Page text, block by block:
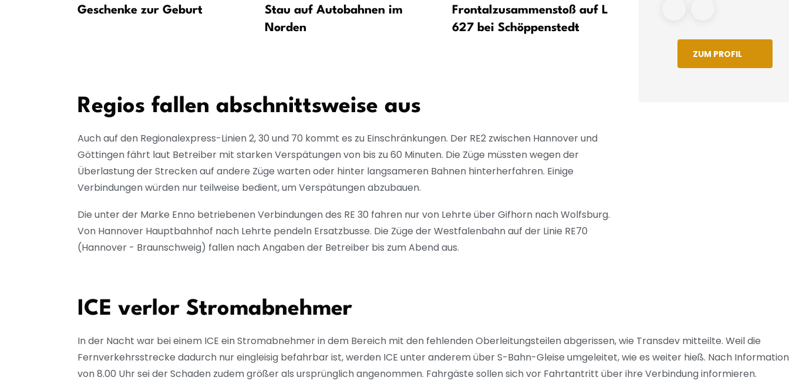
Geschenke zur Geburt
Stau auf Autobahnen im
Norden
Frontalzusammenstoß auf L
627 bei Schöppenstedt
Regios fallen abschnittsweise aus
Auch auf den Regionalexpress-Linien 2, 30 und 70 kommt es zu Einschränkungen. Der RE2 zwischen Hannover und
Göttingen fährt laut Betreiber mit starken Verspätungen von bis zu 60 Minuten. Die Züge müssten wegen der
Überlastung der Strecken auf andere Züge warten oder hinter langsameren Bahnen hinterherfahren. Einige
Verbindungen würden nur teilweise bedient, um Verspätungen abzubauen.
Die unter der Marke Enno betriebenen Verbindungen des RE 30 fahren nur von Lehrte über Gifhorn nach Wolfsburg.
Von Hannover Hauptbahnhof nach Lehrte pendeln Ersatzbusse. Die Züge der Westfalenbahn auf der Linie RE70
(Hannover - Braunschweig) fallen nach Angaben der Betreiber bis zum Abend aus.
ZUM PROFIL
ICE verlor Stromabnehmer
In der Nacht war bei einem ICE ein Stromabnehmer in dem Bereich mit den fehlenden Oberleitungsteilen abgerissen, wie Transdev mitteilte. Weil die
Fernverkehrsstrecke dadurch nur eingleisig befahrbar ist, werden ICE unter anderem über S-Bahn-Gleise umgeleitet, wie es weiter hieß. Nach
von 8.00 Uhr sei der Schaden zudem größer als ursprünglich angenommen. Fahrgäste sollen sich vor Fahrtantritt über ihre Verbindung informieren.